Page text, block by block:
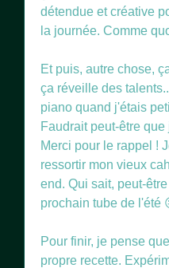
détendue et créative
la journée. Comme
Et puis, autre chose,
ça réveille des
piano quand j'étais
Faudrait peut-être
Merci pour le rappel !
ressortir mon vieux
end. Qui sait, peut-
prochain tube de l'été
Pour finir, je pense
propre recette.